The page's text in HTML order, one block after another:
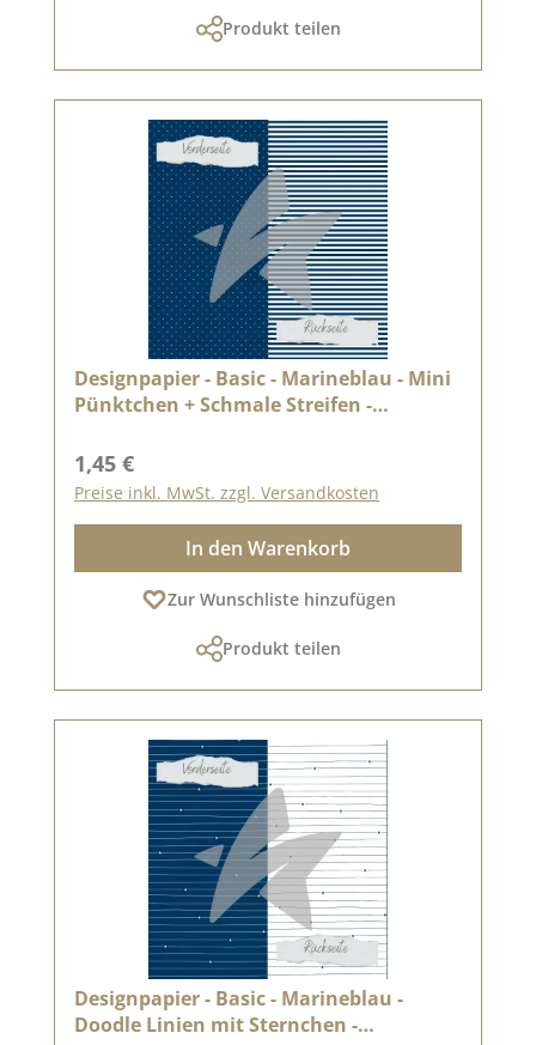
Produkt teilen
Designpapier - Basic - Marineblau - Mini
Pünktchen + Schmale Streifen -
Regulärer Preis:
1,45 €
Preise inkl. MwSt. zzgl. Versandkosten
In den Warenkorb
Zur Wunschliste hinzufügen
Produkt teilen
Designpapier - Basic - Marineblau -
Doodle Linien mit Sternchen -